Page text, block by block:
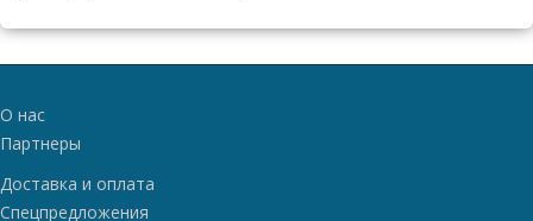
О нас
Партнеры
Доставка и оплата
Спецпредложения